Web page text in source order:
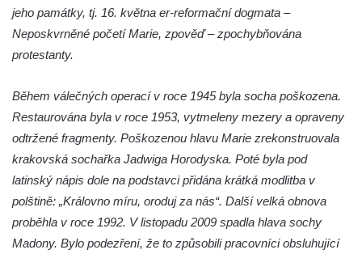
Socha svaté Anny u domu čp. 3 v Oparnu
Lavička Václava Havla v Pardubicích
Lavička Václava Havla v Novém Boru
Upoutávka JduHřebenovkou u parkoviště
na Mezní Louce
Kamenný obelisk na vyhlídce u Pravčické
brány
Sousoší svatého Václava, svatého Floriána
a svatého Jana Nepomuckého východně
od Mezné
jeho památky, tj. 16. května er-reformační dogmata –
Neposkvrněné početí Marie, zpověď – zpochybňována
protestanty.
Během válečných operací v roce 1945 byla socha poškozena.
Restaurována byla v roce 1953, vytmeleny mezery a opraveny
odtržené fragmenty. Poškozenou hlavu Marie zrekonstruovala
krakovská sochařka Jadwiga Horodyska. Poté byla pod
latinský nápis dole na podstavci přidána krátká modlitba v
polštině: „Královno míru, oroduj za nás“. Další velká obnova
proběhla v roce 1992. V listopadu 2009 spadla hlava sochy
Madony. Bylo podezření, že to způsobili pracovníci obsluhující